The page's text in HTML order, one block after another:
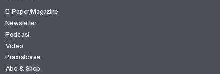
E-Paper/Magazine
Newsletter
Podcast
Video
Praxisbörse
Abo & Shop